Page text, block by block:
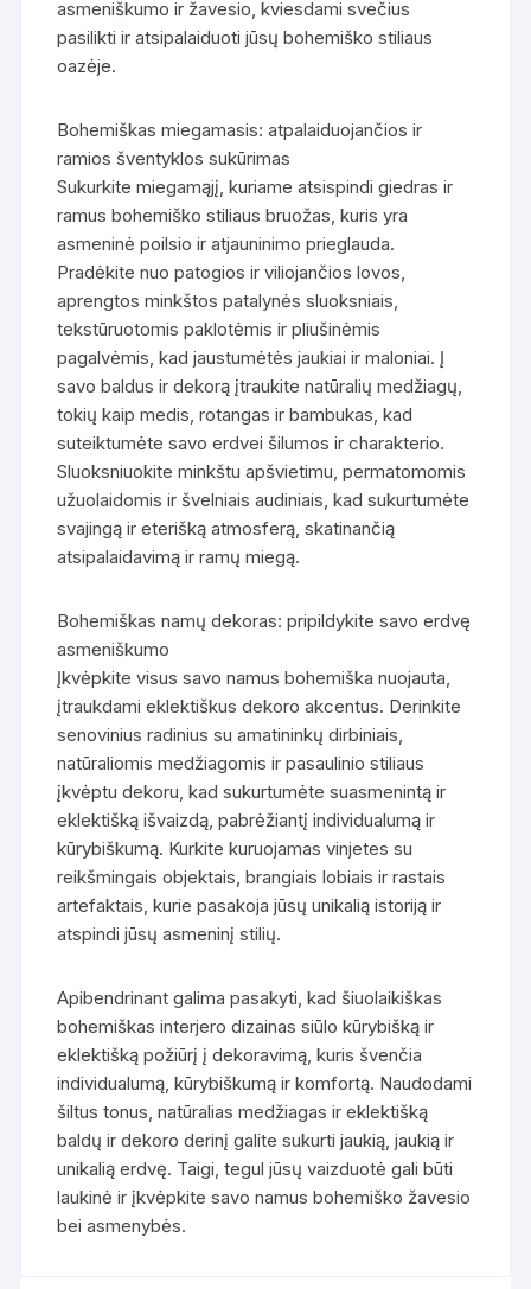
asmeniškumo ir žavesio, kviesdami svečius
pasilikti ir atsipalaiduoti jūsų bohemiško stiliaus
oazėje.
Bohemiškas miegamasis: atpalaiduojančios ir
ramios šventyklos sukūrimas
Sukurkite miegamąjį, kuriame atsispindi giedras ir
ramus bohemiško stiliaus bruožas, kuris yra
asmeninė poilsio ir atjauninimo prieglauda.
Pradėkite nuo patogios ir viliojančios lovos,
aprengtos minkštos patalynės sluoksniais,
tekstūruotomis paklotėmis ir pliušinėmis
pagalvėmis, kad jaustumėtės jaukiai ir maloniai. Į
savo baldus ir dekorą įtraukite natūralių medžiagų,
tokių kaip medis, rotangas ir bambukas, kad
suteiktumėte savo erdvei šilumos ir charakterio.
Sluoksniuokite minkštu apšvietimu, permatomomis
užuolaidomis ir švelniais audiniais, kad sukurtumėte
svajingą ir eterišką atmosferą, skatinančią
atsipalaidavimą ir ramų miegą.
Bohemiškas namų dekoras: pripildykite savo erdvę
asmeniškumo
Įkvėpkite visus savo namus bohemiška nuojauta,
įtraukdami eklektiškus dekoro akcentus. Derinkite
senovinius radinius su amatininkų dirbiniais,
natūraliomis medžiagomis ir pasaulinio stiliaus
įkvėptu dekoru, kad sukurtumėte suasmenintą ir
eklektišką išvaizdą, pabrėžiantį individualumą ir
kūrybiškumą. Kurkite kuruojamas vinjetes su
reikšmingais objektais, brangiais lobiais ir rastais
artefaktais, kurie pasakoja jūsų unikalią istoriją ir
atspindi jūsų asmeninį stilių.
Apibendrinant galima pasakyti, kad šiuolaikiškas
bohemiškas interjero dizainas siūlo kūrybišką ir
eklektišką požiūrį į dekoravimą, kuris švenčia
individualumą, kūrybiškumą ir komfortą. Naudodami
šiltus tonus, natūralias medžiagas ir eklektišką
baldų ir dekoro derinį galite sukurti jaukią, jaukią ir
unikalią erdvę. Taigi, tegul jūsų vaizduotė gali būti
laukinė ir įkvėpkite savo namus bohemiško žavesio
bei asmenybės.